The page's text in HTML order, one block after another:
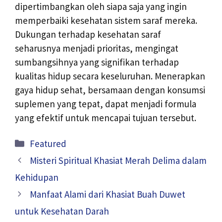
dipertimbangkan oleh siapa saja yang ingin
memperbaiki kesehatan sistem saraf mereka.
Dukungan terhadap kesehatan saraf
seharusnya menjadi prioritas, mengingat
sumbangsihnya yang signifikan terhadap
kualitas hidup secara keseluruhan. Menerapkan
gaya hidup sehat, bersamaan dengan konsumsi
suplemen yang tepat, dapat menjadi formula
yang efektif untuk mencapai tujuan tersebut.
Kategori
Featured
Misteri Spiritual Khasiat Merah Delima dalam
Kehidupan
Manfaat Alami dari Khasiat Buah Duwet
untuk Kesehatan Darah